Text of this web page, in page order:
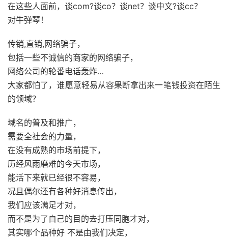
在这些人面前，谈com?谈co？谈net？谈中文?谈cc？
对牛弹琴！
传销,直销,网络骗子，
包括一些不诚信的商家的网络骗子，
网络公司的轮番电话轰炸…
大家都怕了，谁愿意轻易从容果断拿出来一笔钱投资在陌生
的领域？
域名的普及和推广，
需要全社会的力量，
在没有成熟的市场前提下，
历经风雨磨难的今天市场，
能活下来就已经很不容易，
况且偶尔还有各种好消息传出，
我们应该满足才对，
而不是为了自己的目的去打压同胞才对，
其实哪个品种好 不是由我们决定，